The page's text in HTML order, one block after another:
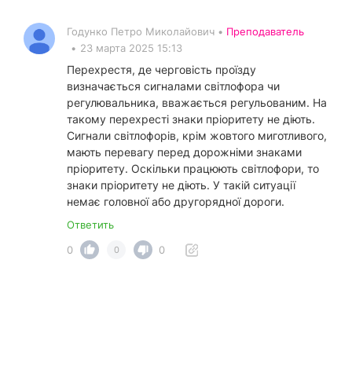
Годунко Петро Миколайович • Преподаватель
• 23 марта 2025 15:13
Перехрестя, де черговість проїзду
визначається сигналами світлофора чи
регулювальника, вважається регульованим. На
такому перехресті знаки пріоритету не діють.
Сигнали світлофорів, крім жовтого миготливого,
мають перевагу перед дорожніми знаками
пріоритету. Оскільки працюють світлофори, то
знаки пріоритету не діють. У такій ситуації
немає головної або другорядної дороги.
Ответить
0
0 0